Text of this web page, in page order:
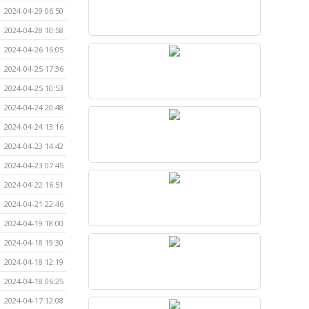
2024-04-29 06:50
2024-04-28 10:58
2024-04-26 16:05
2024-04-25 17:36
2024-04-25 10:53
2024-04-24 20:48
2024-04-24 13:16
2024-04-23 14:42
2024-04-23 07:45
2024-04-22 16:51
2024-04-21 22:46
2024-04-19 18:00
2024-04-18 19:30
2024-04-18 12:19
2024-04-18 06:25
2024-04-17 12:08